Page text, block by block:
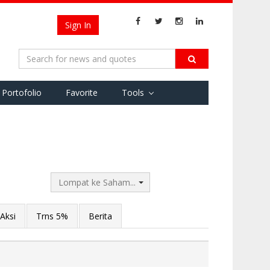
Sign In
Portofolio Favorite Tools
Lompat ke Saham...
Aksi Trns 5% Berita